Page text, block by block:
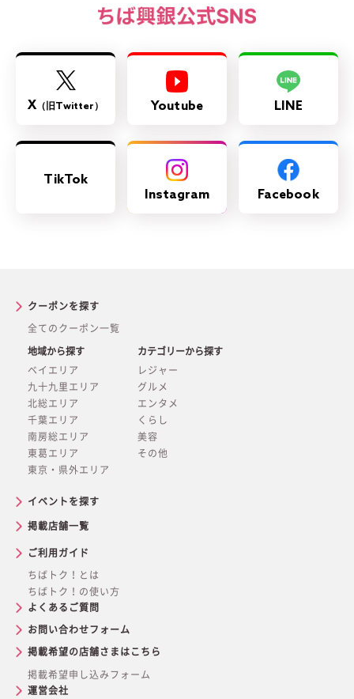
X（旧Twitter） Youtube LINE
TikTok
Instagram
Facebook
クーポンを探す
全てのクーポン一覧
地域から探す
ベイエリア
九十九里エリア
北総エリア
千葉エリア
南房総エリア
東葛エリア
東京・県外エリア
カテゴリーから探す
レジャー
グルメ
エンタメ
くらし
美容
その他
イベントを探す
掲載店舗一覧
ご利用ガイド
ちばトク！とは
ちばトク！の使い方
よくあるご質問
お問い合わせフォーム
掲載希望の店舗さまはこちら
掲載希望申し込みフォーム
運営会社